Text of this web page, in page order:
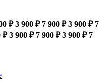
₽ 3 900 ₽ 7 900 ₽ 3 900 ₽ 7
₽ 3 900 ₽ 7 900 ₽ 3 900 ₽ 7